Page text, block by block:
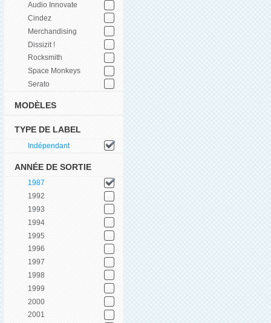
Audio Innovate
Cindez
Merchandising
Dissizit !
Rocksmith
Space Monkeys
Serato
MODÈLES
TYPE DE LABEL
Indépendant
ANNÉE DE SORTIE
1987
1992
1993
1994
1995
1996
1997
1998
1999
2000
2001